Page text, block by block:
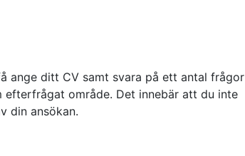
ange ditt CV samt svara på ett antal frågor
område. Det innebär att du inte
din ansökan.